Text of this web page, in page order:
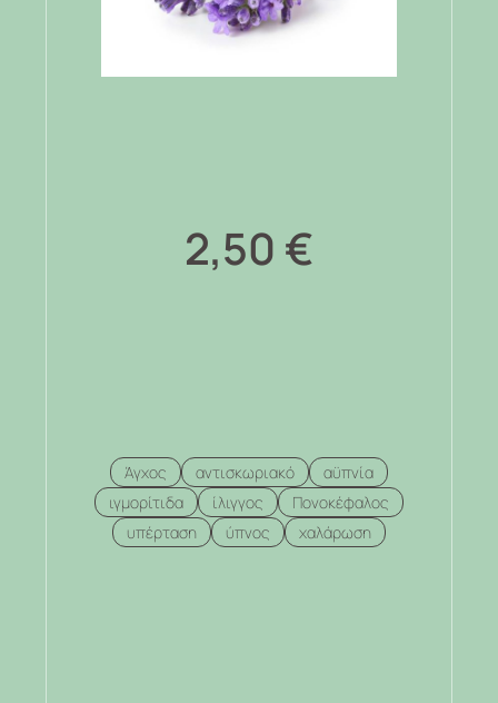
2,50 €
Άγχος αντισκωριακό
αϋπνία
ιγμορίτιδα
ίλιγγος
Πονοκέφαλος
υπέρταση
ύπνος χαλάρωση